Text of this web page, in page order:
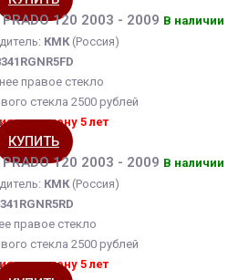
PRADO 120 2003 - 2009 В наличии
КМК(Россия)
правое стекло
стекла 2500 рублей
на замену 5 лет
КУПИТЬ
PRADO 120 2003 - 2009 В наличии
КМК(Россия)
правое стекло
стекла 2500 рублей
на замену 5 лет